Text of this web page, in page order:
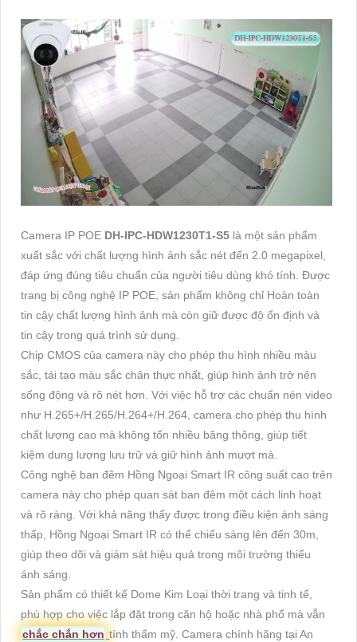
Camera IP POE DH-IPC-HDW1230T1-S5 là một sản phẩm
xuất sắc với chất lượng hình ảnh sắc nét đến 2.0 megapixel,
đáp ứng đúng tiêu chuẩn của người tiêu dùng khó tính. Được
trang bị công nghệ IP POE, sản phẩm không chỉ Hoàn toàn
tin cậy chất lượng hình ảnh mà còn giữ được độ ổn định và
tin cậy trong quá trình sử dụng.
Chip CMOS của camera này cho phép thu hình nhiều màu
sắc, tái tạo màu sắc chân thực nhất, giúp hình ảnh trở nên
sống động và rõ nét hơn. Với việc hỗ trợ các chuẩn nén video
như H.265+/H.265/H.264+/H.264, camera cho phép thu hình
chất lượng cao mà không tốn nhiều băng thông, giúp tiết
kiệm dung lượng lưu trữ và giữ hình ảnh mượt mà.
Công nghệ ban đêm Hồng Ngoại Smart IR công suất cao trên
camera này cho phép quan sát ban đêm một cách linh hoạt
và rõ ràng. Với khả năng thấy được trong điều kiện ánh sáng
thấp, Hồng Ngoại Smart IR có thể chiếu sáng lên đến 30m,
giúp theo dõi và giám sát hiệu quả trong môi trường thiếu
ánh sáng.
Sản phẩm có thiết kế Dome Kim Loại thời trang và tinh tế,
phù hợp cho việc lắp đặt trong căn hộ hoặc nhà phố mà vẫn
chắc chắn hơn tính thẩm mỹ. Camera chính hãng tại An